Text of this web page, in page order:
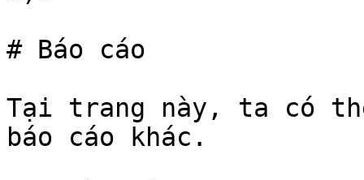
# Báo cáo
Tại trang này, ta có
báo cáo khác.